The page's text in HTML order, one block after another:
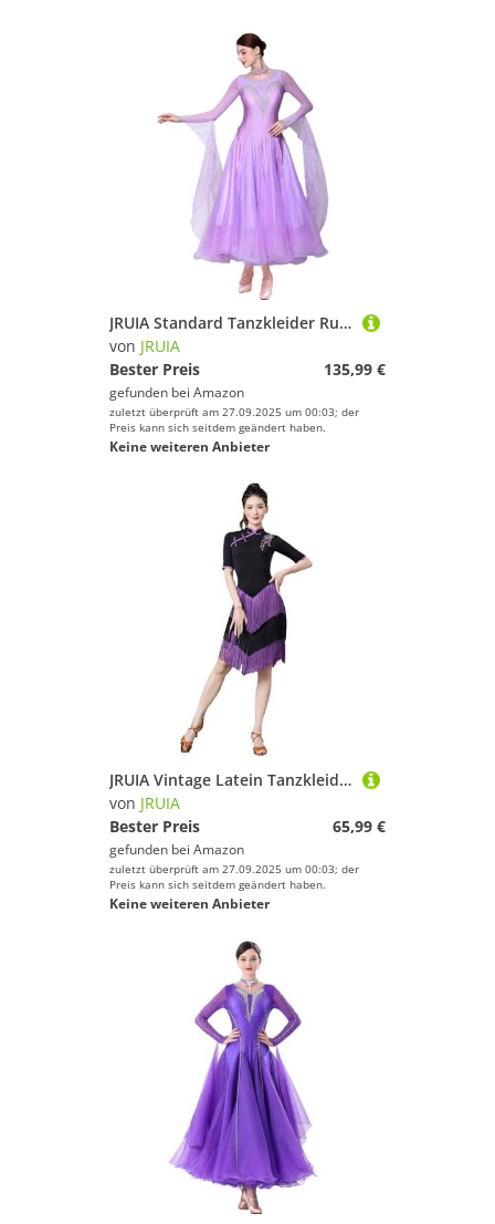
JRUIA Standard Tanzkleider Rundhals Walzer Tango Wettbewerbs Kostüm Bühnenrock Für Gesellschaftstanz Für Damen Wunderschönes Tanzoutfit,Lila,XL
von JRUIA
Bester Preis
135,99 €
gefunden bei Amazon
zuletzt überprüft am 27.09.2025 um 00:03; der
Preis kann sich seitdem geändert haben.
Keine weiteren Anbieter
JRUIA Vintage Latein Tanzkleider Für Damen Salsa Ballsaal Tanzkleidung Mit Mehrlagigen Quasten Cha Cha Tango Tanzoutfit Mit Stickerei Kostüm Für Rumba Und Samba,Lila,XXL
von JRUIA
Bester Preis
65,99 €
gefunden bei Amazon
zuletzt überprüft am 27.09.2025 um 00:03; der
Preis kann sich seitdem geändert haben.
Keine weiteren Anbieter